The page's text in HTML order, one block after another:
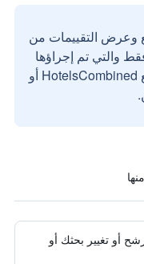
وعرض التقييمات من
والتي تم إجراؤها
بواسطة مستخدمين حقيقيين مع HotelsCombined أو
أو تغيير بحثك أو